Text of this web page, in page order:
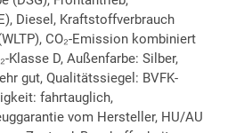
Diesel, Kraftstoffverbrauch
CO₂-Emission kombiniert
Klasse D, Außenfarbe: Silber,
gut, Qualitätssiegel: BVFK-
fahrtauglich,
vom Hersteller, HU/AU